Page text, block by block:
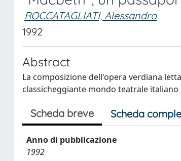
ROCCATAGLIATI, Alessandro
1992
Abstract
La composizione dell'opera verdiana
classicheggiante mondo teatrale
Scheda breve Scheda
Anno di pubblicazione
1992